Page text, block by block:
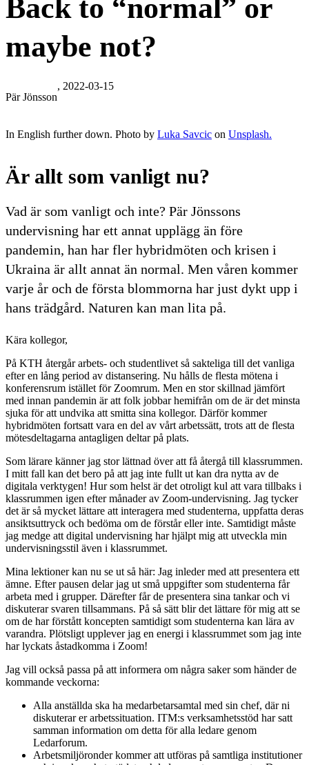
Back to “normal” or
maybe not?
Pär Jönsson
, 2022-03-15
In English further down. Photo by Luka Savcic on Unsplash.
Är allt som vanligt nu?
Vad är som vanligt och inte? Pär Jönssons
undervisning har ett annat upplägg än före
pandemin, han har fler hybridmöten och krisen i
Ukraina är allt annat än normal. Men våren kommer
varje år och de första blommorna har just dykt upp i
hans trädgård. Naturen kan man lita på.
Kära kollegor,
På KTH återgår arbets- och studentlivet så sakteliga till det vanliga
efter en lång period av distansering. Nu hålls de flesta mötena i
konferensrum istället för Zoomrum. Men en stor skillnad jämfört
med innan pandemin är att folk jobbar hemifrån om de är det minsta
sjuka för att undvika att smitta sina kollegor. Därför kommer
hybridmöten fortsatt vara en del av vårt arbetssätt, trots att de flesta
mötesdeltagarna antagligen deltar på plats.
Som lärare känner jag stor lättnad över att få återgå till klassrummen.
I mitt fall kan det bero på att jag inte fullt ut kan dra nytta av de
digitala verktygen! Hur som helst är det otroligt kul att vara tillbaks i
klassrummen igen efter månader av Zoom-undervisning. Jag tycker
det är så mycket lättare att interagera med studenterna, uppfatta deras
ansiktsuttryck och bedöma om de förstår eller inte. Samtidigt måste
jag medge att digital undervisning har hjälpt mig att utveckla min
undervisningsstil även i klassrummet.
Mina lektioner kan nu se ut så här: Jag inleder med att presentera ett
ämne. Efter pausen delar jag ut små uppgifter som studenterna får
arbeta med i grupper. Därefter får de presentera sina tankar och vi
diskuterar svaren tillsammans. På så sätt blir det lättare för mig att se
om de har förstått koncepten samtidigt som studenterna kan lära av
varandra. Plötsligt upplever jag en energi i klassrummet som jag inte
har lyckats åstadkomma i Zoom!
Jag vill också passa på att informera om några saker som händer de
kommande veckorna:
Alla anställda ska ha medarbetarsamtal med sin chef, där ni
diskuterar er arbetssituation. ITM:s verksamhetsstöd har satt
samman information om detta för alla ledare genom
Ledarforum.
Arbetsmiljöronder kommer att utföras på samtliga institutioner